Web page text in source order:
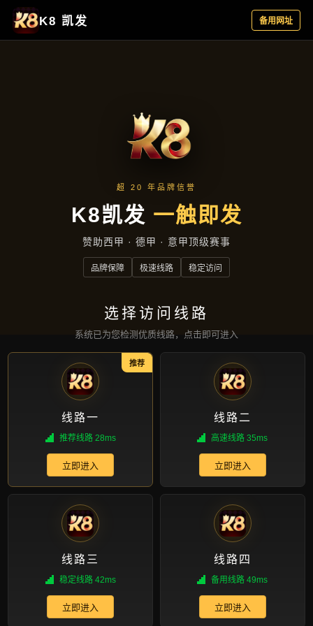
客户见证
首页 客户见证